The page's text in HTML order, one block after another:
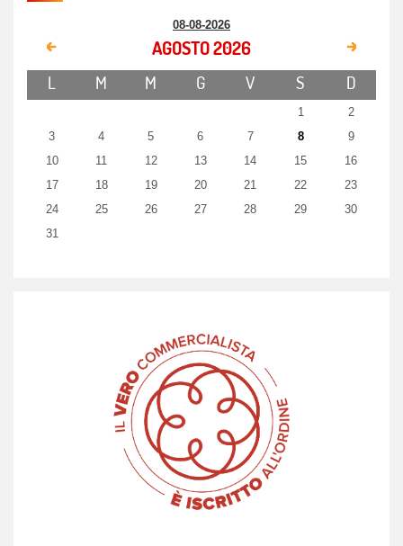
08-08-2026
AGOSTO 2026
L M M G V S D
1
2
3
4 5 6 7 8
9
10
11 12 13 14 15
16
17
18 19 20 21 22
23
24
25 26 27 28 29
30
31